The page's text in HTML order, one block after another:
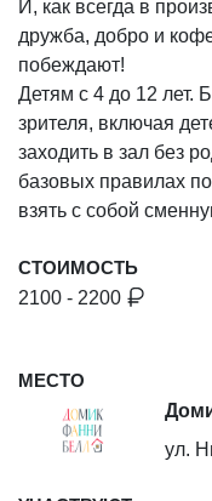
И, как всегда в
дружба, добро и
побеждают!
Детям с 4 до 12 лет.
зрителя, включая
заходить в зал без
базовых правилах
взять с собой
СТОИМОСТЬ
2100 - 2200
МЕСТО
ул.